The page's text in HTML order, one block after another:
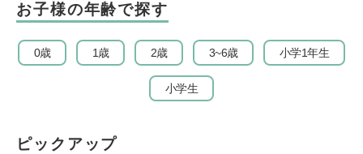
お子様の年齢で探す
0歳 1歳 2歳 3~6歳 小学1年生
小学生
ピックアップ